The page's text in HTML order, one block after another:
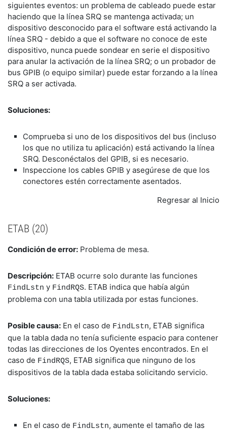
siguientes eventos: un problema de cableado puede estar
haciendo que la línea SRQ se mantenga activada; un
dispositivo desconocido para el software está activando la
línea SRQ - debido a que el software no conoce de este
dispositivo, nunca puede sondear en serie el dispositivo
para anular la activación de la línea SRQ; o un probador de
bus GPIB (o equipo similar) puede estar forzando a la línea
SRQ a ser activada.
Soluciones:
Comprueba si uno de los dispositivos del bus (incluso
los que no utiliza tu aplicación) está activando la línea
SRQ. Desconéctalos del GPIB, si es necesario.
Inspeccione los cables GPIB y asegúrese de que los
conectores estén correctamente asentados.
Regresar al Inicio
ETAB (20)
Condición de error: Problema de mesa.
Descripción: ETAB ocurre solo durante las funciones
FindLstn y FindRQS. ETAB indica que había algún
problema con una tabla utilizada por estas funciones.
Posible causa: En el caso de FindLstn, ETAB significa
que la tabla dada no tenía suficiente espacio para contener
todas las direcciones de los Oyentes encontrados. En el
caso de FindRQS, ETAB significa que ninguno de los
dispositivos de la tabla dada estaba solicitando servicio.
Soluciones:
En el caso de FindLstn, aumente el tamaño de las